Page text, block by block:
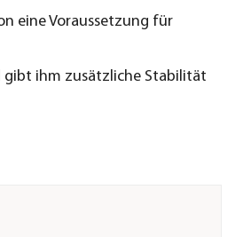
eine Voraussetzung für
gibt ihm zusätzliche Stabilität